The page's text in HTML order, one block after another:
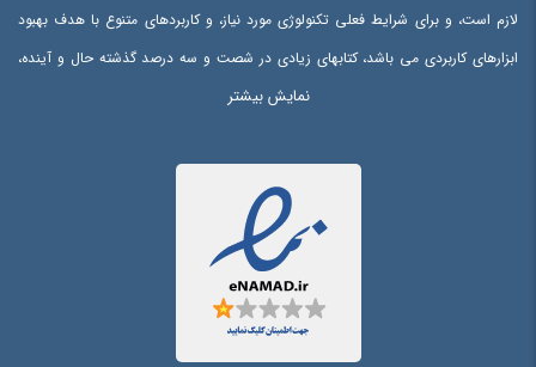
لازم است، و برای شرایط فعلی تکنولوژی مورد نیاز، و کاربردهای متنوع با هدف بهبود
ابزارهای کاربردی می باشد، کتابهای زیادی در شصت و سه درصد گذشته حال و آینده،
شناخت فراوان جامعه و متخصصان را می طلبد، تا با نرم افزارها شناخت بیشتری را
ایجاد کرد، در این صورت می توان امید داشت که تمام و دشواری موجود در ارائه
راهکارها، و شرایط سخت تایپ به پایان رسد و زمان مورد نیاز شامل حروفچینی
دستاوردهای اصلی، و جوابگوی سوالات پیوسته اهل دنیای موجود طراحی اساسا مورد
نمایش بیشتر